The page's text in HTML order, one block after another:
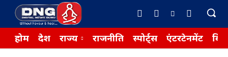
होम देश राज्य राजनीति स्पोर्ट्स एंटरटेनमेंट